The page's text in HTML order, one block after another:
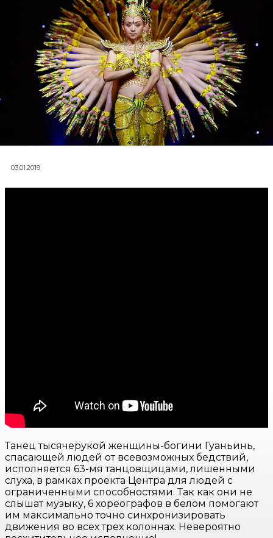
03.01.2019
Танец тысячерукой женщины-богини Гуаньинь,
спасающей людей от всевозможных бедствий,
исполняется 63-мя танцовщицами, лишенными
слуха, в рамках проекта Центра для людей с
ограниченными способностями. Так как они не
слышат музыку, 6 хореографов в белом помогают
им максимально точно синхронизировать
движения во всех трех колоннах. Невероятно